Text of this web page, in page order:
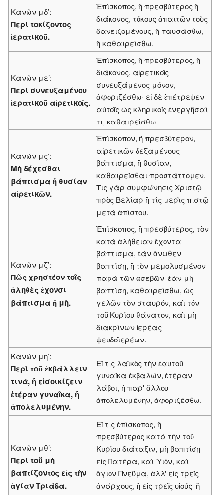
Κανὼν μδ’:
Περὶ τοκίζοντος
ἱερατικοῦ.
Ἐπίσκοπος, ἢ πρεσβύτερος ἢ
διάκονος, τόκους ἀπαιτῶν τοὺς
δανειζομένους, ἢ παυσάσθω,
ἢ καθαιρείσθω.
Κανὼν με’:
Περὶ συνευξαμένου
ἱερατικοῦ αἱρετικοῖς.
Ἐπίσκοπος, ἢ πρεσβύτερος, ἢ
διάκονος, αἱρετικοῖς
συνευξάμενος μόνον,
ἀφοριζέσθω· εἰ δὲ ἐπέτρεψεν
αὐτοῖς ὡς κληρικοῖς ἐνεργῆσαί
τι, καθαιρείσθω.
Κανὼν μς’:
Μὴ δέχεσθαι
βάπτισμα ἢ θυσίαν
αἱρετικῶν.
Ἐπίσκοπον, ἢ πρεσβύτερον,
αἱρετικῶν δεξαμένους
βάπτισμα, ἢ θυσίαν,
καθαιρεῖσθαι προστάττομεν.
Τὶς γὰρ συμφώνησις Χριστῷ
πρὸς Βελίαρ ἢ τίς μερὶς πιστῷ
μετὰ ἀπίστου.
Κανὼν μζ’:
Πῶς χρηστέον τοῖς
ἀληθὲς ἐχονσι
βάπτισμα ἢ μὴ.
Ἐπίσκοπος, ἢ πρεσβύτερος, τὸν
κατὰ ἀλήθειαν ἔχοντα
βάπτισμα, ἐὰν ἄνωθεν
βαπτίσῃ, ἢ τὸν μεμολυσμένον
παρὰ τῶν ἀσεβῶν, ἐὰν μὴ
βαπτίση, καθαιρείσθω, ὡς
γελῶν τὸν σταυρόν, καὶ τόν
τοῦ Κυρίου θάνατον, καὶ μὴ
διακρίνων ἱερέας
ψευδοϊερέων.
Κανὼν μη’:
Περὶ τοῦ ἐκβάλλειν
τινὰ, ἢ εἰσοικίζειν
ἑτέραν γυναῖκα, ἢ
ἀπολελυμένην.
Εἴ τις λαϊκὸς τὴν ἑαυτοῦ
γυναῖκα ἐκβαλών, ἑτέραν
λάβοι, ἡ παρ' ἄλλου
ἀπολελυμένην, ἀφοριζέσθω.
Κανὼν μθ’:
Περὶ τοῦ μὴ
βαπτίζοντος εἰς τὴν
ἁγίαν Τριάδα.
Εἴ τις ἐπίσκοπος, ἢ
πρεσβύτερος κατὰ τήν τοῦ
Κυρίου διάταξιν, μὴ βαπτίσῃ
εἰς Πατέρα, καὶ Ὑιόν, καὶ
ἅγιον Πνεῦμα, ἀλλ' εἰς τρεῖς
ἀνάρχους, ἢ εἰς τρεῖς υἱούς, ἢ